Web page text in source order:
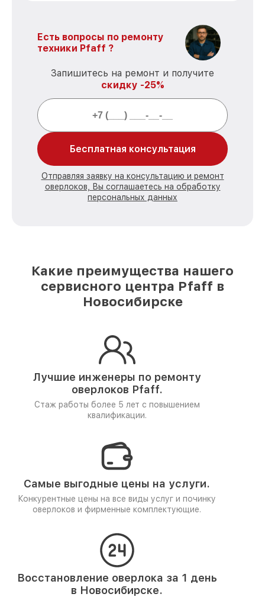
Есть вопросы по ремонту
техники Pfaff ?
Запишитесь на ремонт и получите
скидку -25%
Бесплатная консультация
Отправляя заявку на консультацию и ремонт
оверлоков, Вы соглашаетесь на обработку
персональных данных
Какие преимущества нашего
сервисного центра Pfaff в
Новосибирске
Лучшие инженеры по ремонту
оверлоков Pfaff.
Стаж работы более 5 лет с повышением
квалификации.
Самые выгодные цены на услуги.
Конкурентные цены на все виды услуг и починку
оверлоков и фирменные комплектующие.
Восстановление оверлока за 1 день
в Новосибирске.